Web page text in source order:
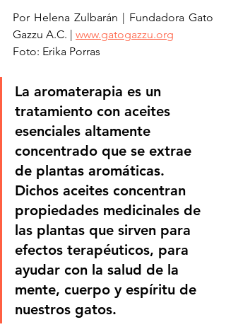
Por Helena Zulbarán | Fundadora Gato
Gazzu A.C. | www.gatogazzu.org
Foto: Erika Porras
La aromaterapia es un
tratamiento con aceites
esenciales altamente
concentrado que se extrae
de plantas aromáticas.
Dichos aceites concentran
propiedades medicinales de
las plantas que sirven para
efectos terapéuticos, para
ayudar con la salud de la
mente, cuerpo y espíritu de
nuestros gatos.